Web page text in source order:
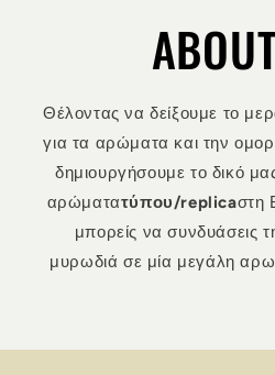
Θέλοντας να δείξουμε το
για τα αρώματα και την
δημιουργήσουμε το δικό
αρώματατύπου/replicaστη
μπορείς να συνδυάσεις
μυρωδιά σε μία μεγάλη